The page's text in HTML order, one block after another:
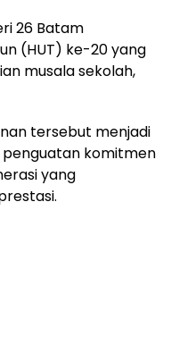
26 Batam
(HUT) ke-20 yang
musala sekolah,
tersebut menjadi
komitmen
yang